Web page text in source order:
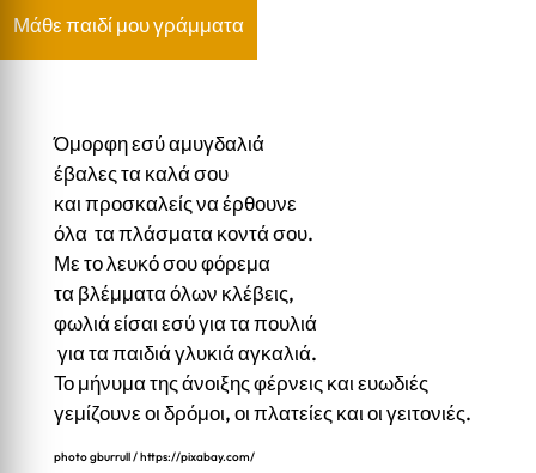
Μάθε παιδί μου γράμματα
Όμορφη εσύ αμυγδαλιά
έβαλες τα καλά σου
και προσκαλείς να έρθουνε
όλα τα πλάσματα κοντά σου.
Με το λευκό σου φόρεμα
τα βλέμματα όλων κλέβεις,
φωλιά είσαι εσύ για τα πουλιά
για τα παιδιά γλυκιά αγκαλιά.
Το μήνυμα της άνοιξης φέρνεις και ευωδιές
γεμίζουνε οι δρόμοι, οι πλατείες και οι γειτονιές.
photogburrull/https://pixabay.com/